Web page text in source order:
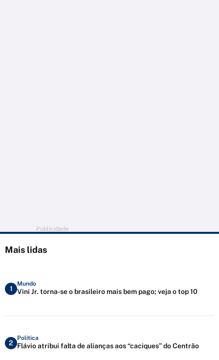
Publicidade
Mais lidas
1
Mundo
Vini Jr. torna-se o brasileiro mais bem pago; veja o top 10
2
Política
Flávio atribui falta de alianças aos “caciques” do Centrão